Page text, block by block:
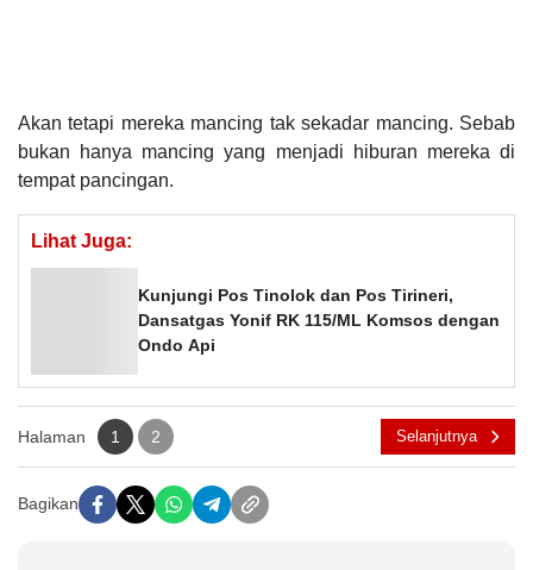
Akan tetapi mereka mancing tak sekadar mancing. Sebab
bukan hanya mancing yang menjadi hiburan mereka di
tempat pancingan.
Lihat Juga:
Kunjungi Pos Tinolok dan Pos Tirineri,
Dansatgas Yonif RK 115/ML Komsos dengan
Ondo Api
Halaman 1 2 Selanjutnya
Bagikan